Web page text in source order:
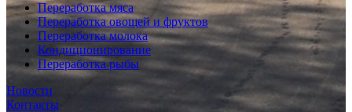
Переработка мяса
Переработка овощей и фруктов
Переработка молока
Кондиционирование
Переработка рыбы
Новости
Контакты